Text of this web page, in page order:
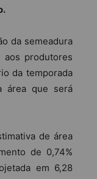
da semeadura
produtores
da temporada
área que será
de área
de 0,74%
em 6,28